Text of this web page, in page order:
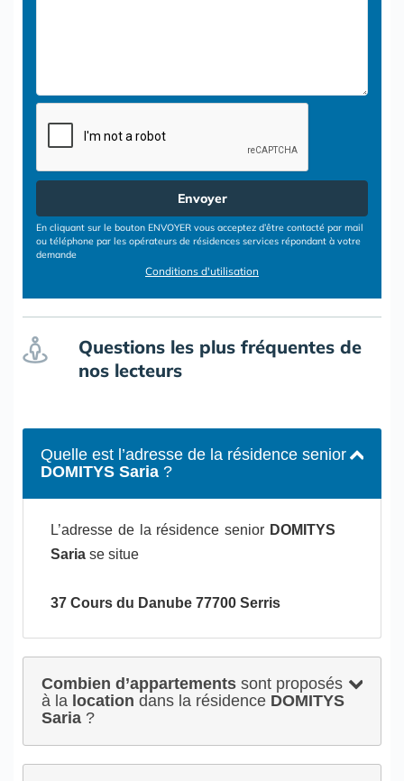
Envoyer
En cliquant sur le bouton ENVOYER vous acceptez d’être contacté par mail
ou téléphone par les opérateurs de résidences services répondant à votre
demande
Conditions d'utilisation
Questions les plus fréquentes de
nos lecteurs
Quelle est l’adresse de la résidence senior
DOMITYS Saria ?
L’adresse de la résidence senior DOMITYS
Saria se situe
37 Cours du Danube 77700 Serris
Combien d’appartements sont proposés
à la location dans la résidence DOMITYS
Saria ?